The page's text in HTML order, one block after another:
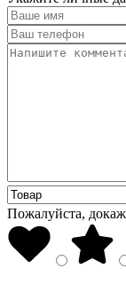
Пожалуйста,